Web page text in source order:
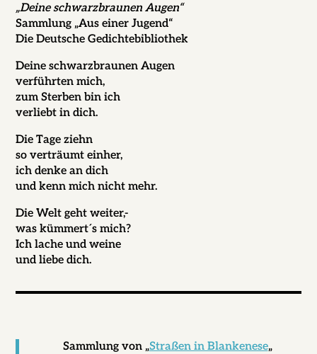
„Deine schwarzbraunen Augen“
Sammlung „Aus einer Jugend“
Die Deutsche Gedichtebibliothek
Deine schwarzbraunen Augen
verführten mich,
zum Sterben bin ich
verliebt in dich.
Die Tage ziehn
so verträumt einher,
ich denke an dich
und kenn mich nicht mehr.
Die Welt geht weiter,-
was kümmert´s mich?
Ich lache und weine
und liebe dich.
Sammlung von „Straßen in Blankenese„